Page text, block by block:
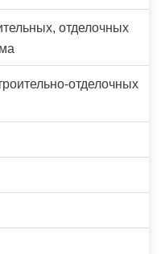
отделочных
отделочных